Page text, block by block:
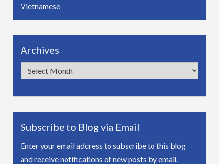
Vietnamese
Archives
Archives
Subscribe to Blog via Email
Enter your email address to subscribe to this blog
and receive notifications of new posts by email.